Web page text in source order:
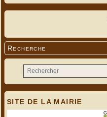
Recherche
SITE DE LA MAIRIE